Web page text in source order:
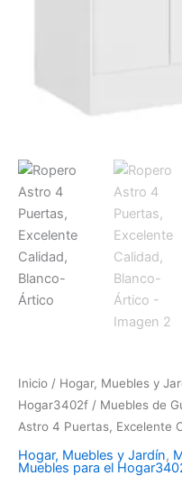
Inicio / Hogar, Muebles y
Hogar3402f / Muebles de
Astro 4 Puertas, Excelente
Hogar, Muebles y Jardín,
Muebles para el